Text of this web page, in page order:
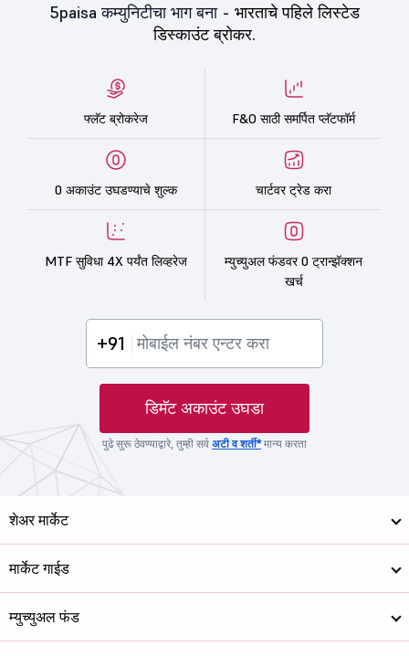
5paisa कम्युनिटीचा भाग बना - भारताचे पहिले लिस्टेड
डिस्काउंट ब्रोकर.
फ्लॅट ब्रोकरेज F&O साठी समर्पित प्लॅटफॉर्म
0 अकाउंट उघडण्याचे शुल्क चार्टवर ट्रेड करा
MTF सुविधा 4X पर्यंत लिव्हरेज
म्युच्युअल फंडवर 0 ट्रान्झॅक्शन
खर्च
+91
डिमॅट अकाउंट उघडा
पुढे सुरू ठेवण्याद्वारे, तुम्ही सर्व अटी व शर्ती*मान्य करता
शेअर मार्केट
मार्केट गाईड
म्युच्युअल फंड